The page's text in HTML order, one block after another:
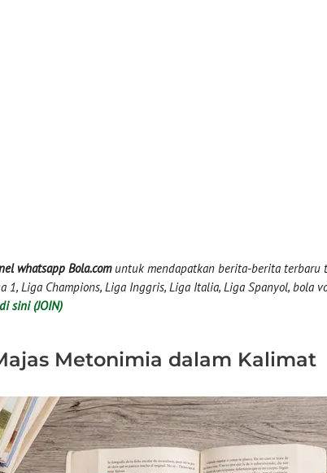
whatsapp Bola.comuntuk mendapatkan berita-berita terbaru
1, Liga Champions, Liga Inggris, Liga Italia, Liga Spanyol, bola
sini (JOIN)
Metonimia dalam Kalimat